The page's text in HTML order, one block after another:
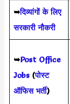
➥दिव्यांगों के लिए
सरकारी नौकरी
➥Post Office
Jobs(पोस्ट
ऑफिस भर्ती)